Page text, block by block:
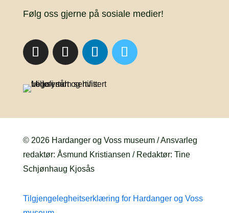
Følg oss gjerne på sosiale medier!
© 2026 Hardanger og Voss museum / Ansvarleg
redaktør: Åsmund Kristiansen / Redaktør: Tine
Schjønhaug Kjosås
Tilgjengelegheitserklæring for Hardanger og Voss